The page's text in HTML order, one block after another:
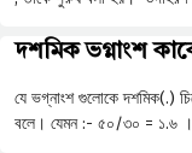
দশমিক ভগ্নাংশ
যে ভগ্নাংশ গুলোকে দশমিক(.)
বলে। যেমন :- ৫০/৩০ = ১.৬ ।